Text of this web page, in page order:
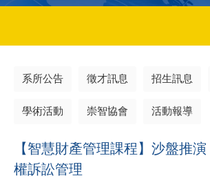
系所公告 徵才訊息 招生訊息
學術活動 崇智協會 活動報導
【智慧財產管理課程】沙盤推
權訴訟管理